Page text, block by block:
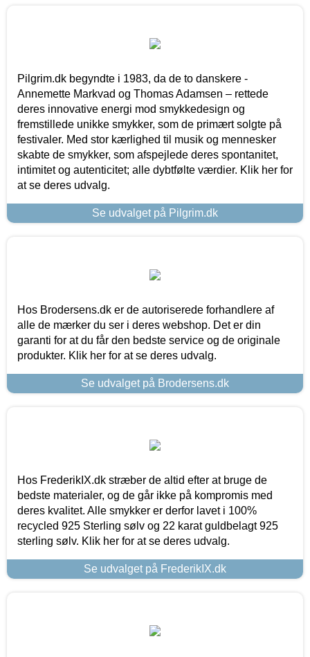
Pilgrim.dk begyndte i 1983, da de to danskere -
Annemette Markvad og Thomas Adamsen – rettede
deres innovative energi mod smykkedesign og
fremstillede unikke smykker, som de primært solgte på
festivaler. Med stor kærlighed til musik og mennesker
skabte de smykker, som afspejlede deres spontanitet,
intimitet og autenticitet; alle dybtfølte værdier. Klik her for
at se deres udvalg.
Se udvalget på Pilgrim.dk
Hos Brodersens.dk er de autoriserede forhandlere af
alle de mærker du ser i deres webshop. Det er din
garanti for at du får den bedste service og de originale
produkter. Klik her for at se deres udvalg.
Se udvalget på Brodersens.dk
Hos FrederikIX.dk stræber de altid efter at bruge de
bedste materialer, og de går ikke på kompromis med
deres kvalitet. Alle smykker er derfor lavet i 100%
recycled 925 Sterling sølv og 22 karat guldbelagt 925
sterling sølv. Klik her for at se deres udvalg.
Se udvalget på FrederikIX.dk